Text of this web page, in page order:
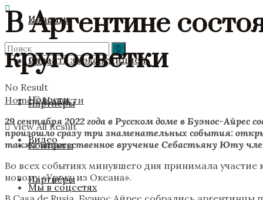
Новости
Видео
Партнёры
Контакты
Мы в соцсетях
Команда
Следить за экспедицией
Новости
Видео
Партнёры
No Result
View All Result
В Аргентине
кругосветки
Home
Новости
29 сентября 2022 года в Русском доме в Буэнос-
произошло сразу три знаменательных события:
также торжественное вручение Себастьяну Юту
Во всех событиях минувшего дня принимала
новому «Уроку из Океана».